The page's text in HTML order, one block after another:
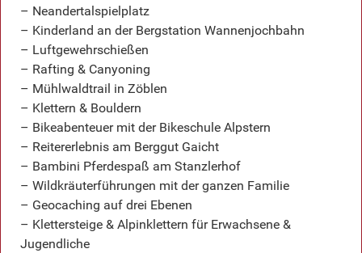
– Neandertalspielplatz
– Kinderland an der Bergstation Wannenjochbahn
– Luftgewehrschießen
– Rafting & Canyoning
– Mühlwaldtrail in Zöblen
– Klettern & Bouldern
– Bikeabenteuer mit der Bikeschule Alpstern
– Reitererlebnis am Berggut Gaicht
– Bambini Pferdespaß am Stanzlerhof
– Wildkräuterführungen mit der ganzen Familie
– Geocaching auf drei Ebenen
– Klettersteige & Alpinklettern für Erwachsene &
Jugendliche